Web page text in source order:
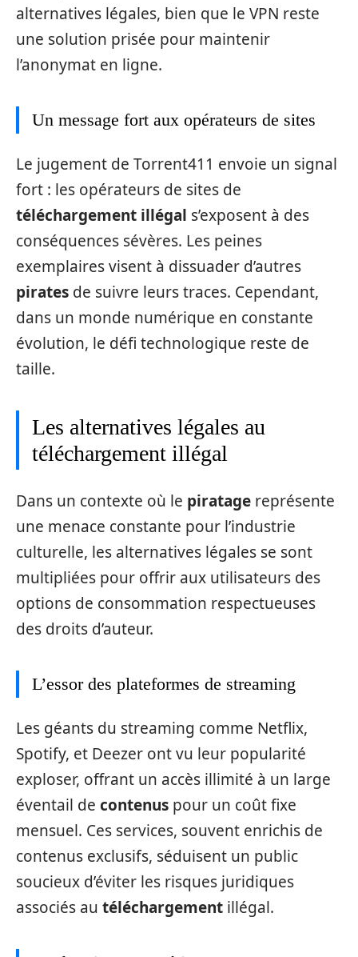
alternatives légales, bien que le VPN reste
une solution prisée pour maintenir
l’anonymat en ligne.
Un message fort aux opérateurs de sites
Le jugement de Torrent411 envoie un signal
fort : les opérateurs de sites de
téléchargement illégal s’exposent à des
conséquences sévères. Les peines
exemplaires visent à dissuader d’autres
pirates de suivre leurs traces. Cependant,
dans un monde numérique en constante
évolution, le défi technologique reste de
taille.
Les alternatives légales au
téléchargement illégal
Dans un contexte où le piratage représente
une menace constante pour l’industrie
culturelle, les alternatives légales se sont
multipliées pour offrir aux utilisateurs des
options de consommation respectueuses
des droits d’auteur.
L’essor des plateformes de streaming
Les géants du streaming comme Netflix,
Spotify, et Deezer ont vu leur popularité
exploser, offrant un accès illimité à un large
éventail de contenus pour un coût fixe
mensuel. Ces services, souvent enrichis de
contenus exclusifs, séduisent un public
soucieux d’éviter les risques juridiques
associés au téléchargement illégal.